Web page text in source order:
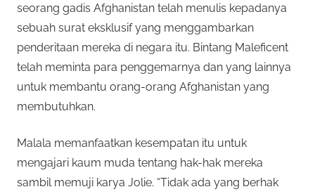
seorang gadis Afghanistan telah menulis kepadanya
sebuah surat eksklusif yang menggambarkan
penderitaan mereka di negara itu. Bintang Maleficent
telah meminta para penggemarnya dan yang lainnya
untuk membantu orang-orang Afghanistan yang
membutuhkan.
Malala memanfaatkan kesempatan itu untuk
mengajari kaum muda tentang hak-hak mereka
sambil memuji karya Jolie. “Tidak ada yang berhak